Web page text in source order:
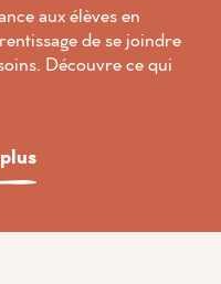
aux élèves en
de se joindre
Découvre ce qui